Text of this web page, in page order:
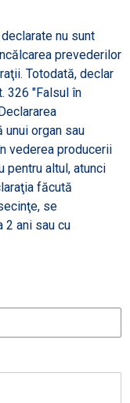
nu sunt
prevederilor
Totodată, declar
326 "Falsul în
organ sau
vederea producerii
pentru altul, atunci
făcută
se
2 ani sau cu